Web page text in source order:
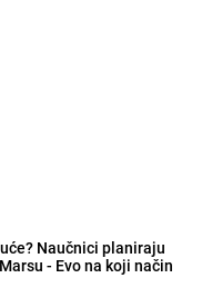
Naučnici planiraju
- Evo na koji način